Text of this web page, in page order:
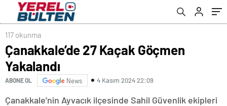
117 okunma
Çanakkale’de 27 Kaçak Göçmen
Yakalandı
ABONE OL News 4 Kasım 2024 22:09
Çanakkale’nin Ayvacık ilçesinde Sahil Güvenlik ekipleri